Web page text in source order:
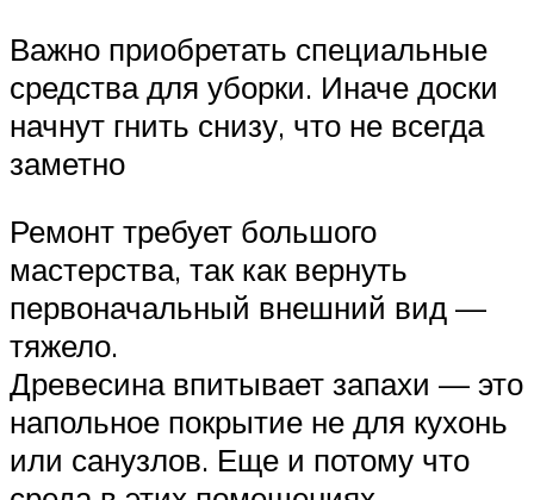
Важно приобретать специальные
средства для уборки. Иначе доски
начнут гнить снизу, что не всегда
заметно
Ремонт требует большого
мастерства, так как вернуть
первоначальный внешний вид —
тяжело.
Древесина впитывает запахи — это
напольное покрытие не для кухонь
или санузлов. Еще и потому что